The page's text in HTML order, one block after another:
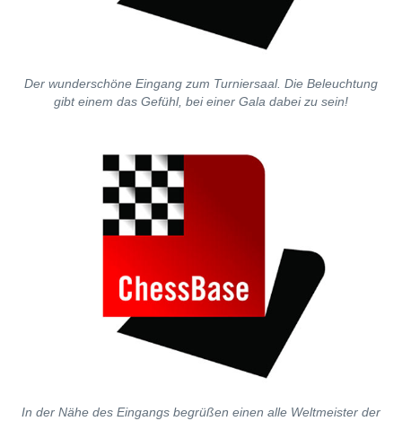
Der wunderschöne Eingang zum Turniersaal. Die Beleuchtung
gibt einem das Gefühl, bei einer Gala dabei zu sein!
In der Nähe des Eingangs begrüßen einen alle Weltmeister der